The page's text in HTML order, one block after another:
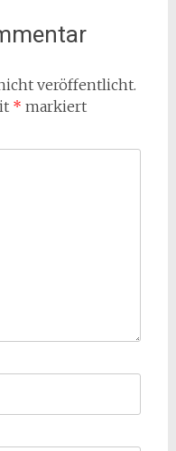
veröffentlicht.
* markiert